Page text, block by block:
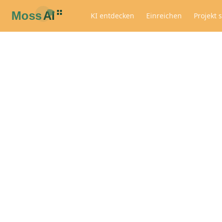
KI entdecken Einreichen Projekt